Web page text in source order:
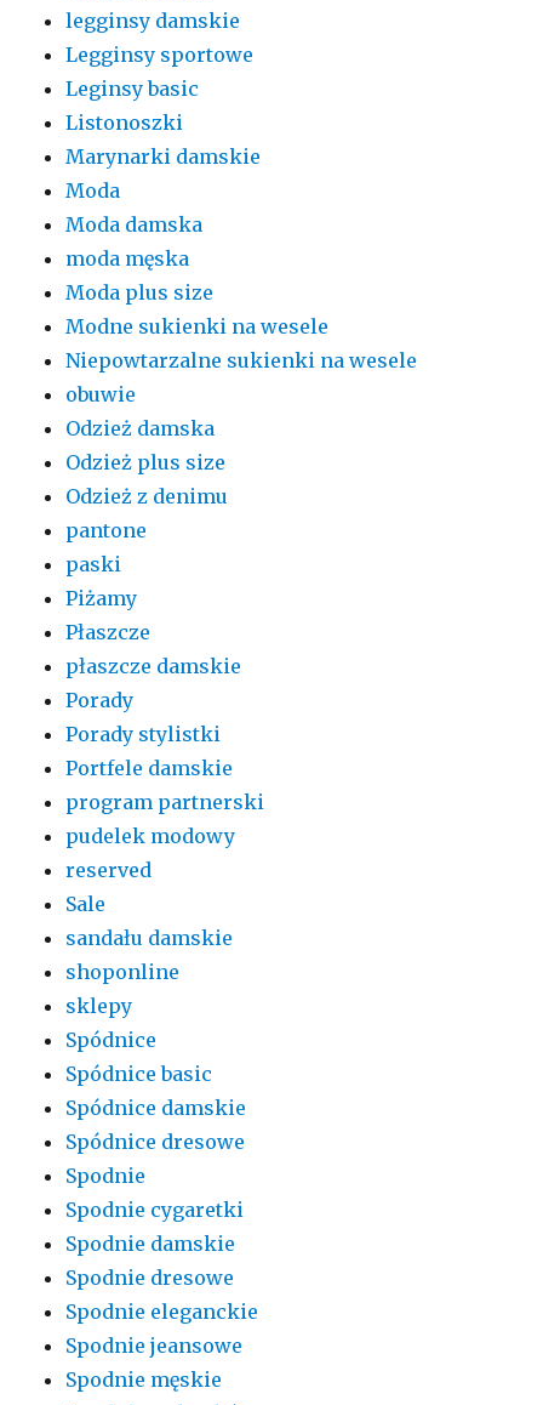
legginsy damskie
Legginsy sportowe
Leginsy basic
Listonoszki
Marynarki damskie
Moda
Moda damska
moda męska
Moda plus size
Modne sukienki na wesele
Niepowtarzalne sukienki na wesele
obuwie
Odzież damska
Odzież plus size
Odzież z denimu
pantone
paski
Piżamy
Płaszcze
płaszcze damskie
Porady
Porady stylistki
Portfele damskie
program partnerski
pudelek modowy
reserved
Sale
sandału damskie
shoponline
sklepy
Spódnice
Spódnice basic
Spódnice damskie
Spódnice dresowe
Spodnie
Spodnie cygaretki
Spodnie damskie
Spodnie dresowe
Spodnie eleganckie
Spodnie jeansowe
Spodnie męskie